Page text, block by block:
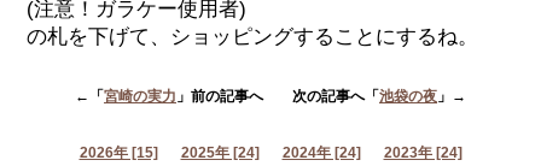
(注意！ガラケー使用者)
の札を下げて、ショッピングすることにするね。
←「宮崎の実力 」前の記事へ 次の記事へ「池袋の夜 」→
2026年 [15] 2025年 [24] 2024年 [24]
2023年 [24]